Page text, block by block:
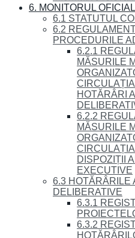
6. MONITORUL
6.1 STATUTUL
6.2
PROCEDURILE
6.2.1
MĂSURILE
HOTĂRÂRI
6.2.2
MĂSURILE
DISPOZIȚII
EXECUTIVE
6.3 HOTĂRÂRILE
DELIBERATIVE
6.3.1
6.3.2